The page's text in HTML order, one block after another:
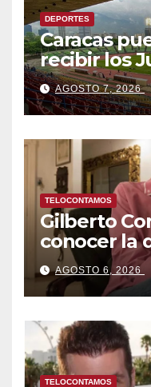
DEPORTES
Caracas
recibir los
Caribe tras
AGOSTO 7, 2026
TELOCONTAMOS
Gilberto
conocer la
tribunal en
AGOSTO 6, 2026
TELOCONTAMOS